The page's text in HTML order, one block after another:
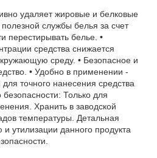
удаляет жировые и белковые
полезной службы белья за счет
перестирывать белье. •
средства снижается
среду. • Безопасное и
• Удобно в применении -
точного нанесения средства
Только для
Хранить в заводской
температуры. Детальная
утилизации данного продукта